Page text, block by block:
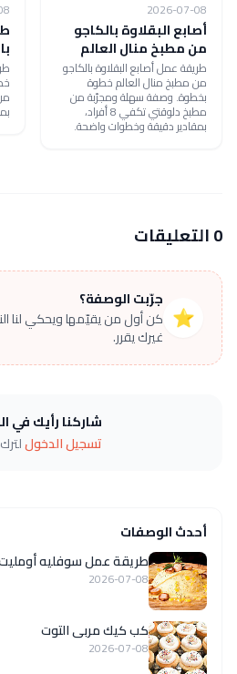
2026-07-08
أصابع البقلاوة بالكاجو
من مطبخ منال العالم
طريقة عمل أصابع البقلاوة بالكاجو
من مطبخ منال العالم خطوة
بخطوة. وصفة سهلة ومجرّبة من
مطبخ دلوقتي تكفي 8 أفراد،
بمقادير دقيقة وخطوات واضحة.
0 التعليقات
⭐
جرّبت الوصفة؟
كن أول من يقيّمها ويحكي لنا
غيرك يقرر.
شاركنا رأيك في
تسجيل الدخول
أحدث الوصفات
طريقة عمل سوفليه أومليت
2026-07-08
كب كيك مربى التوت
2026-07-08